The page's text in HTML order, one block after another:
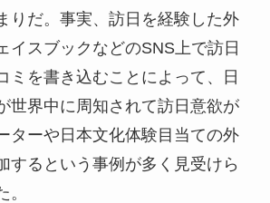
りだ。事実、訪日を経験した外
イスブックなどのSNS上で訪日
ミを書き込むことによって、日
世界中に周知されて訪日意欲が
ターや日本文化体験目当ての外
するという事例が多く見受けら